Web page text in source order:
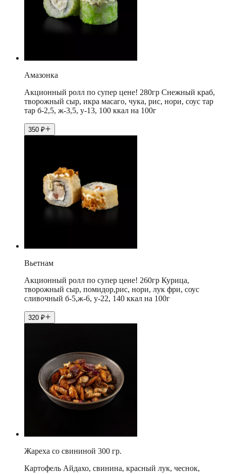
Амазонка
Акционный ролл по супер цене! 280гр Снежный краб,
творожный сыр, икра масаго, чука, рис, нори, соус тар
тар б-2,5, ж-3,5, у-13, 100 ккал на 100г
350 ₽
Вьетнам
Акционный ролл по супер цене! 260гр Курица,
творожный сыр, помидор,рис, нори, лук фри, соус
сливочный б-5,ж-6, у-22, 140 ккал на 100г
320 ₽
Жареха со свининой 300 гр.
Картофель Айдахо, свинина, красный лук, чеснок,